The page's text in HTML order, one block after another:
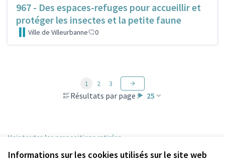
Informations sur les cookies utilisés sur le site web
967 - Des espaces-refuges pour accueillir et
protéger les insectes et la petite faune
Ville de Villeurbanne 0
Résultats par page : 25
1 2 3
Voir toutes les propositions retirées